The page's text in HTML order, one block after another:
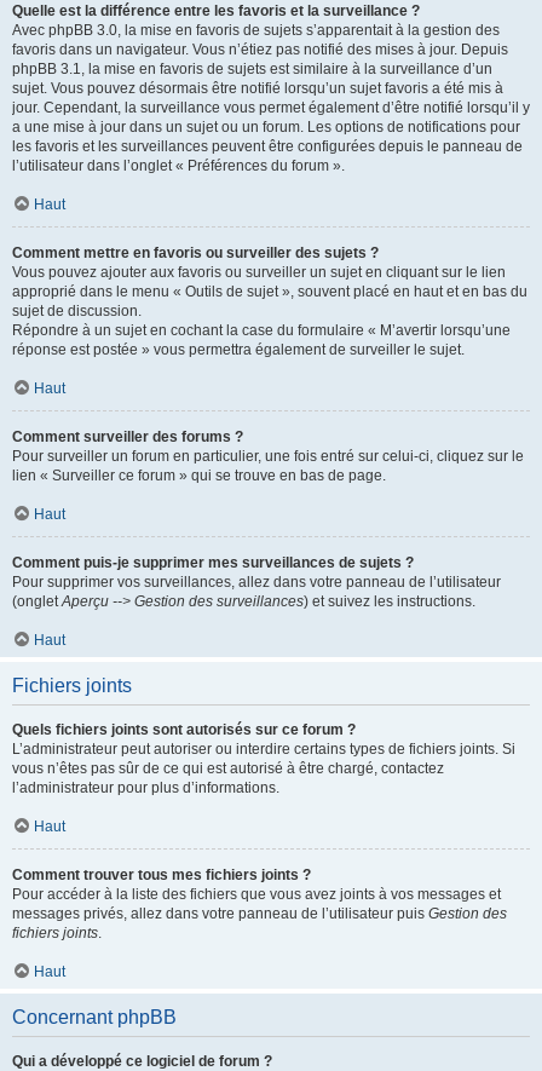
Quelle est la différence entre les favoris et la surveillance ?
Avec phpBB 3.0, la mise en favoris de sujets s’apparentait à la gestion des
favoris dans un navigateur. Vous n’étiez pas notifié des mises à jour. Depuis
phpBB 3.1, la mise en favoris de sujets est similaire à la surveillance d’un
sujet. Vous pouvez désormais être notifié lorsqu’un sujet favoris a été mis à
jour. Cependant, la surveillance vous permet également d’être notifié lorsqu’il y
a une mise à jour dans un sujet ou un forum. Les options de notifications pour
les favoris et les surveillances peuvent être configurées depuis le panneau de
l’utilisateur dans l’onglet « Préférences du forum ».
Haut
Comment mettre en favoris ou surveiller des sujets ?
Vous pouvez ajouter aux favoris ou surveiller un sujet en cliquant sur le lien
approprié dans le menu « Outils de sujet », souvent placé en haut et en bas du
sujet de discussion.
Répondre à un sujet en cochant la case du formulaire « M’avertir lorsqu’une
réponse est postée » vous permettra également de surveiller le sujet.
Haut
Comment surveiller des forums ?
Pour surveiller un forum en particulier, une fois entré sur celui-ci, cliquez sur le
lien « Surveiller ce forum » qui se trouve en bas de page.
Haut
Comment puis-je supprimer mes surveillances de sujets ?
Pour supprimer vos surveillances, allez dans votre panneau de l’utilisateur
(ongletAperçu --> Gestion des surveillances) et suivez les instructions.
Haut
Fichiers joints
Quels fichiers joints sont autorisés sur ce forum ?
L’administrateur peut autoriser ou interdire certains types de fichiers joints. Si
vous n’êtes pas sûr de ce qui est autorisé à être chargé, contactez
l’administrateur pour plus d’informations.
Haut
Comment trouver tous mes fichiers joints ?
Pour accéder à la liste des fichiers que vous avez joints à vos messages et
messages privés, allez dans votre panneau de l’utilisateur puis Gestion des
fichiers joints.
Haut
Concernant phpBB
Qui a développé ce logiciel de forum ?